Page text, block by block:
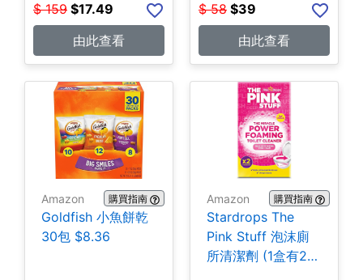
$ 159 $17.49
由此查看
$ 58 $39
由此查看
Amazon 購買指南
Goldfish 小魚餅乾
30包 $8.36
Amazon 購買指南
Stardrops The
Pink Stuff 泡沫廁
所清潔劑 (1盒有2